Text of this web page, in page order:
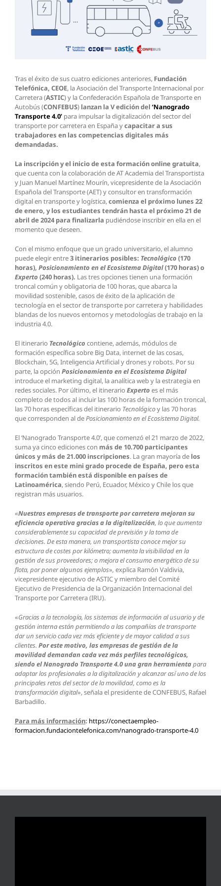
Tras el éxito de sus cuatro ediciones anteriores, Fundación
Telefónica, CEOE, la Asociación del Transporte Internacional por
Carretera (ASTIC) y la Confederación Española de Transporte en
Autobús (CONFEBUS) lanzan la V edición del ‘Nanogrado
Transporte 4.0’ para impulsar la digitalización del sector del
transporte por carretera en España ycapacitar a sus
trabajadores en las competencias digitales más
demandadas.
La inscripción y el inicio de esta formación online gratuita,
que cuenta con la colaboración de AT Academia del Transportista
y Juan Manuel Martínez Mourín, vicepresidente de la Asociación
Española del Transporte (AET) y consultor en transformación
digital en transporte y logística,comienza el próximo lunes 22
de enero, y los estudiantes tendrán hasta el próximo 21 de
abril de 2024 para finalizarla pudiéndose inscribir en ella en el
momento que deseen.
Con el mismo enfoque que un grado universitario, el alumno
puede elegir entre3 itinerarios posibles: Tecnológico (170
horas), Posicionamiento en el Ecosistema Digital(170 horas) o
Experto (240 horas). Las tres opciones tienen una formación
troncal común y obligatoria de 100 horas, que abarca la
movilidad sostenible, casos de éxito de la aplicación de
tecnología en el sector de transporte por carretera y habilidades
blandas de los nuevos entornos y metodologías de trabajo en la
industria 4.0.
El itinerario Tecnológico contiene, además, módulos de
formación específica sobre Big Data, internet de las cosas,
Blockchain, 5G, Inteligencia Artificial y drones y robots. Por su
parte, la opción Posicionamiento en el Ecosistema Digital
introduce el marketing digital, la analítica web y la estrategia en
redes sociales. Por último, el itinerario Experto es el más
completo de todos al incluir las 100 horas de la formación troncal,
las 70 horas específicas del itinerario Tecnológicoy las 70 horas
que corresponden al dePosicionamiento en el Ecosistema Digital.
El ‘Nanogrado Transporte 4.0’, que comenzó el 21 marzo de 2022,
suma ya cinco ediciones con más de 10.700 participantes
únicos y más de 21.000 inscripciones. La gran mayoría de los
inscritos en este mini grado procede de España, pero esta
formación también está disponible en países de
Latinoamérica, siendo Perú, Ecuador, México y Chile los que
registran más usuarios.
«Nuestras empresas de transporte por carretera mejoran su
eficiencia operativa gracias a la digitalización, lo que aumenta
considerablemente su capacidad de previsión y la toma de
decisiones. De esta manera, un transportista conoce mejor su
estructura de costes por kilómetro; aumenta la visibilidad en la
gestión de sus proveedores; o mejora el consumo energético de su
flota, por poner algunos ejemplos», explica Ramón Valdivia,
vicepresidente ejecutivo de ASTIC y miembro del Comité
Ejecutivo de Presidencia de la Organización Internacional del
Transporte por Carretera (IRU).
«Gracias a la tecnología, los sistemas de información al usuario y de
gestión interna están permitiendo a las compañías de transporte
dar un servicio cada vez más eficiente y de mayor calidad a sus
clientes. Por este motivo, las empresas de gestión de la
movilidad demandan cada vez más perfiles tecnológicos,
siendo el Nanogrado Transporte 4.0 una gran herramientapara
adaptar los profesionales a la digitalización y alcanzar así uno de los
principales retos del sector de la movilidad, como es la
transformación digital», señala el presidente de CONFEBUS, Rafael
Barbadillo.
Para más información: https://conectaempleo-
formacion.fundaciontelefonica.com/nanogrado-transporte-4.0